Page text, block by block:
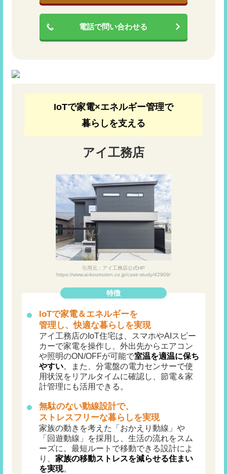
電話で問い合わせる
IoTで家電×エネルギー管理で
暮らしを支える
アイ工務店
引用元：アイ工務店公式HP
https://www.ai-koumuten.co.jp/case-study/42909/
特徴
IoTで家電＆エネルギーを
管理し、快適な暮らしを実現
アイ工務店のIoT住宅は、スマホやAIスピー
カーで家電を操作し、外出先からエアコン
や照明のON/OFFが可能で室温を適温に保ち
やすい。また、分電盤の電力センサーで使
用状況をリアルタイムに確認し、節電＆家
計管理にも活用できる。
無駄のない動線設計で、
ストレスフリーな暮らしを実現
家族の動きを考えた「おかえり動線」や
「回遊動線」を採用し、生活の流れをスム
ーズに。最短ルートで移動できる設計によ
り、家族の移動ストレスを減らせる住まい
を実現。